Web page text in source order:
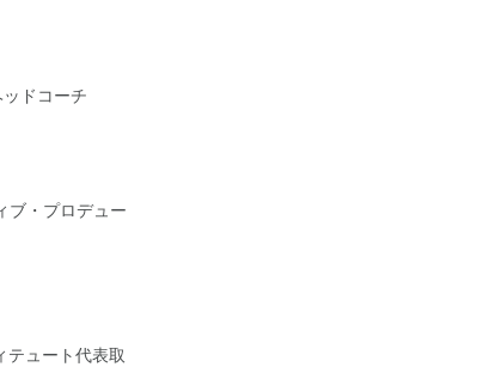
ドコーチ
ブ・プロデュー
ュート代表取